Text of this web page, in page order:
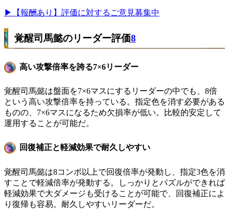
▶【報酬あり】評価に対するご意見募集中
覚醒司馬懿のリーダー評価8
高い攻撃倍率を誇る7×6リーダー
覚醒司馬懿は盤面を7×6マスにするリーダーの中でも、8倍
という高い攻撃倍率を持っている。指定色を消す必要がある
ものの、7×6マスになるため欠損率が低い。比較的安定して
運用することが可能だ。
回復補正と軽減効果で耐久しやすい
覚醒司馬懿は8コンボ以上で回復倍率が発動し、指定3色を消
すことで軽減倍率が発動する。しっかりとパズルができれば
軽減効果で大ダメージも受けることが可能で、回復補正によ
り復帰も容易。耐久しやすいリーダーだ。